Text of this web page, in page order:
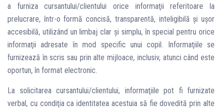
a furniza cursantului/clientului orice informaţii referitoare la
prelucrare, într-o formă concisă, transparentă, inteligibilă şi uşor
accesibilă, utilizând un limbaj clar şi simplu, în special pentru orice
informaţii adresate în mod specific unui copil. Informaţiile se
furnizează în scris sau prin alte mijloace, inclusiv, atunci când este
oportun, în format electronic.
La solicitarea cursantului/clientului, informaţiile pot fi furnizate
verbal, cu condiţia ca identitatea acestuia să fie dovedită prin alte